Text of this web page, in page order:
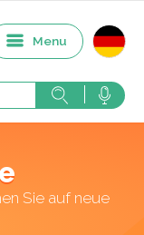
Menu
Sie auf neue